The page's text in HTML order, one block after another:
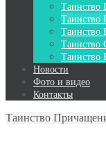
Таинство
Таинство
Таинство
Таинство
Таинство
Новости
Фото и видео
Контакты
Таинство